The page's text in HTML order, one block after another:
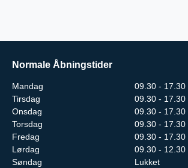
Normale Åbningstider
Mandag
09.30 - 17.30
Tirsdag
09.30 - 17.30
Onsdag
09.30 - 17.30
Torsdag
09.30 - 17.30
Fredag
09.30 - 17.30
Lørdag
09.30 - 12.30
Søndag
Lukket